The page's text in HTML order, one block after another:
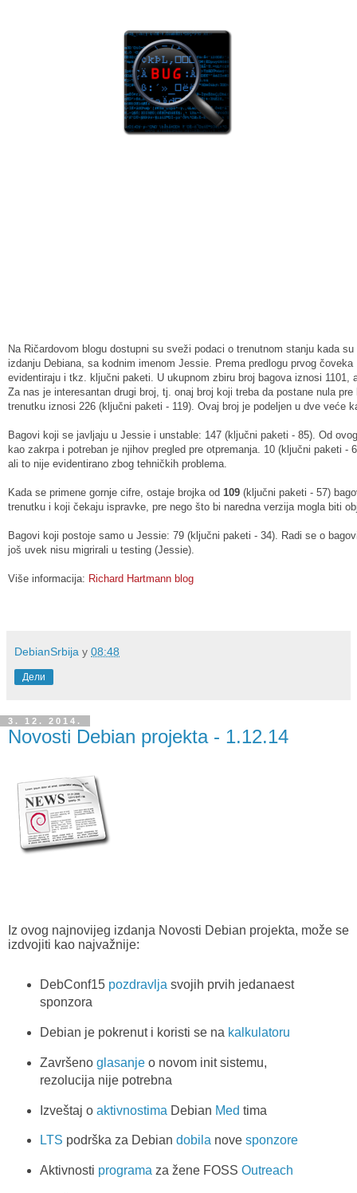
Na Ričardovom blogu dostupni su sveži podaci o trenutnom stanju kada
izdanju Debiana, sa kodnim imenom Jessie. Prema predlogu prvog
evidentiraju i tkz. ključni paketi. U ukupnom zbiru broj bagova iznosi
Za nas je interesantan drugi broj, tj. onaj broj koji treba da postane nula
trenutku iznosi 226 (ključni paketi - 119). Ovaj broj je podeljen u dve veće
Bagovi koji se javljaju u Jessie i unstable: 147 (ključni paketi - 85). Od
kao zakrpa i potreban je njihov pregled pre otpremanja. 10 (ključni paketi -
ali to nije evidentirano zbog tehničkih problema.
Kada se primene gornje cifre, ostaje brojka od 109 (ključni paketi - 57)
trenutku i koji čekaju ispravke, pre nego što bi naredna verzija mogla biti
Bagovi koji postoje samo u Jessie: 79 (ključni paketi - 34). Radi se o
još uvek nisu migrirali u testing (Jessie).
Više informacija: Richard Hartmann blog
DebianSrbija у 08:48
Дели
3. 12. 2014.
Novosti Debian projekta - 1.12.14
Iz ovog najnovijeg izdanja Novosti Debian projekta, može se
izdvojiti kao najvažnije:
DebConf15 pozdravlja svojih prvih jedanaest
sponzora
Debian je pokrenut i koristi se na kalkulatoru
Završeno glasanjeo novom init sistemu,
rezolucija nije potrebna
Izveštaj o aktivnostima Debian Med tima
LTS podrška za Debian dobilanove sponzore
Aktivnosti programa za žene FOSS Outreach